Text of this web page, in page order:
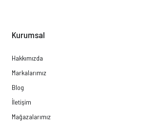
Kurumsal
Hakkımızda
Markalarımız
Blog
İletişim
Mağazalarımız